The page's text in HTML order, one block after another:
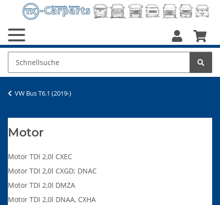
VW Bus T6.1 (2019-)
Motor
Motor TDI 2,0l CXEC
Motor TDI 2,0l CXGD; DNAC
Motor TDI 2,0l DMZA
Motor TDI 2,0l DNAA, CXHA